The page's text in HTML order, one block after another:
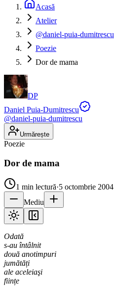
Acasă
Atelier
@daniel-puia-dumitrescu
Poezie
Dor de mama
DP
Daniel Puia-Dumitrescu
@daniel-puia-dumitrescu
Urmărește
Poezie
Dor de mama
1 min lectură·5 octombrie 2004
Mediu
Odată
s-au întâlnit
două anotimpuri
jumătăți
ale aceleiaşi
ființe